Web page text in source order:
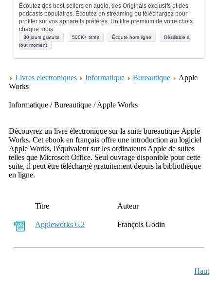
Écoutez des best-sellers en audio, des Originals exclusifs et des
podcasts populaires. Écoutez en streaming ou téléchargez pour
profiter sur vos appareils préférés. Un titre premium de votre choix
chaque mois.
30 jours gratuits 500K+ titres Écoute hors ligne
Résiliable à
tout moment
Livres electroniques Informatique Bureautique
Apple
Works
Informatique / Bureautique / Apple Works
Découvrez un livre électronique sur la suite bureautique Apple
Works. Cet ebook en français offre une introduction au logiciel
Apple Works, l'équivalent sur les ordinateurs Apple de suites
telles que Microsoft Office. Seul ouvrage disponible pour cette
suite, il peut être téléchargé gratuitement depuis la bibliothèque
en ligne.
Titre Auteur
Appleworks 6.2 François Godin
Haut